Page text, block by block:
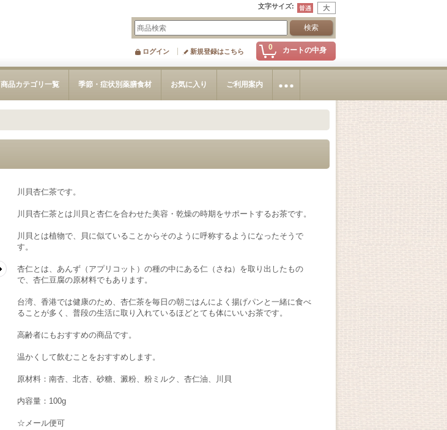
文字サイズ:
0 カートの中身
ログイン 新規登録はこちら
商品カテゴリ一覧 季節・症状別薬膳食材 お気に入り ご利用案内
川貝杏仁茶です。
川貝杏仁茶とは川貝と杏仁を合わせた美容・乾燥の時期をサポートするお茶です。
川貝とは植物で、貝に似ていることからそのように呼称するようになったそうで
す。
杏仁とは、あんず（アプリコット）の種の中にある仁（さね）を取り出したもの
で、杏仁豆腐の原材料でもあります。
台湾、香港では健康のため、杏仁茶を毎日の朝ごはんによく揚げパンと一緒に食べ
ることが多く、普段の生活に取り入れているほどとても体にいいお茶です。
高齢者にもおすすめの商品です。
温かくして飲むことをおすすめします。
原材料：南杏、北杏、砂糖、澱粉、粉ミルク、杏仁油、川貝
内容量：100g
☆メール便可